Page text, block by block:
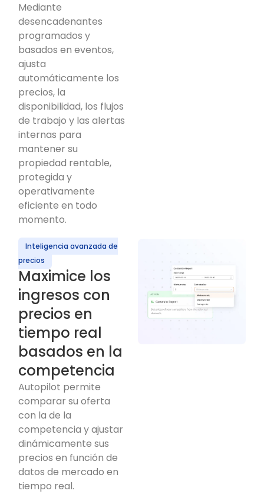
Mediante
desencadenantes
programados y
basados en eventos,
ajusta
automáticamente los
precios, la
disponibilidad, los flujos
de trabajo y las alertas
internas para
mantener su
propiedad rentable,
protegida y
operativamente
eficiente en todo
momento.
Inteligencia avanzada de
precios
Maximice los
ingresos con
precios en
tiempo real
basados en la
competencia
Autopilot permite
comparar su oferta
con la de la
competencia y ajustar
dinámicamente sus
precios en función de
datos de mercado en
tiempo real.